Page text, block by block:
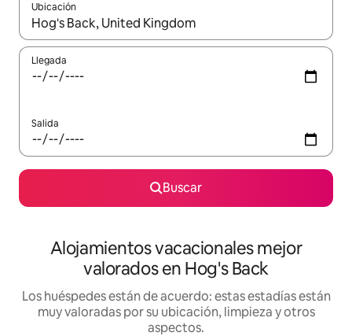
Ubicación
Cuando los resultados estén disponibles, navega con las
Llegada
Salida
Buscar
Alojamientos vacacionales mejor
valorados en Hog's Back
Los huéspedes están de acuerdo: estas estadías están
muy valoradas por su ubicación, limpieza y otros
aspectos.